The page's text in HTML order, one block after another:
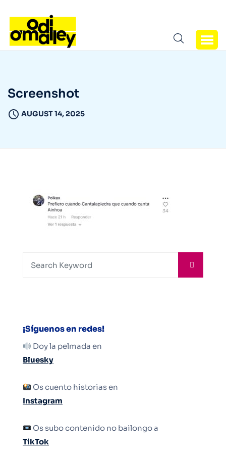
Screenshot
AUGUST 14, 2025
¡Síguenos en redes!
Doy la pelmada en
Bluesky
Os cuento historias en
Instagram
Os subo contenido no bailongo a
TikTok